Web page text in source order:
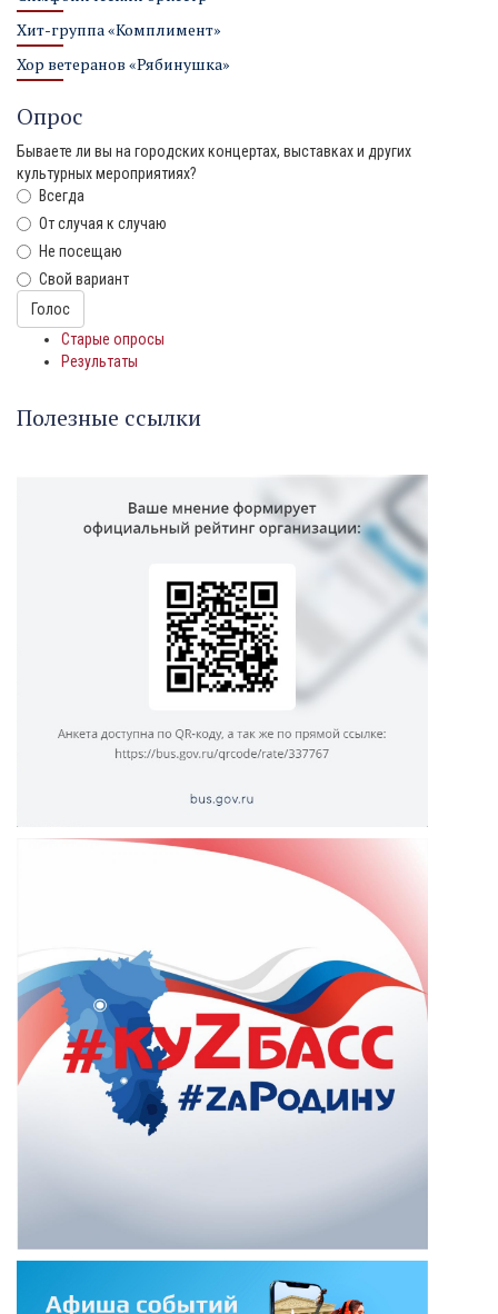
Хит-группа «Комплимент»
Хор ветеранов «Рябинушка»
Опрос
Бываете ли вы на городских концертах, выставках и других
культурных мероприятиях?
Всегда
От случая к случаю
Не посещаю
Свой вариант
Варианты
Голос
Старые опросы
Результаты
Полезные ссылки